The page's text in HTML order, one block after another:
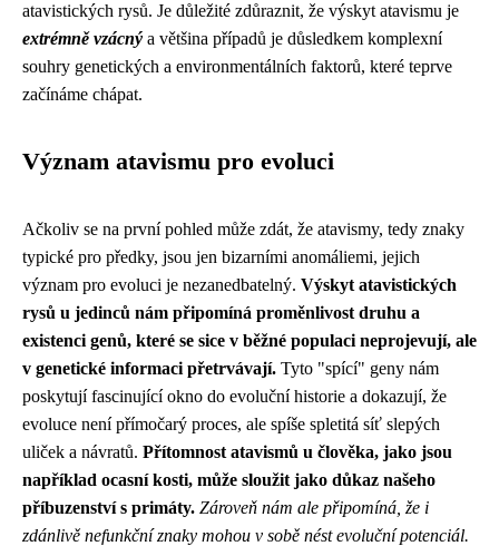
atavistických rysů. Je důležité zdůraznit, že výskyt atavismu je
extrémně vzácný a většina případů je důsledkem komplexní
souhry genetických a environmentálních faktorů, které teprve
začínáme chápat.
Význam atavismu pro evoluci
Ačkoliv se na první pohled může zdát, že atavismy, tedy znaky
typické pro předky, jsou jen bizarními anomáliemi, jejich
význam pro evoluci je nezanedbatelný. Výskyt atavistických
rysů u jedinců nám připomíná proměnlivost druhu a
existenci genů, které se sice v běžné populaci neprojevují, ale
v genetické informaci přetrvávají. Tyto "spící" geny nám
poskytují fascinující okno do evoluční historie a dokazují, že
evoluce není přímočarý proces, ale spíše spletitá síť slepých
uliček a návratů. Přítomnost atavismů u člověka, jako jsou
například ocasní kosti, může sloužit jako důkaz našeho
příbuzenství s primáty. Zároveň nám ale připomíná, že i
zdánlivě nefunkční znaky mohou v sobě nést evoluční potenciál.